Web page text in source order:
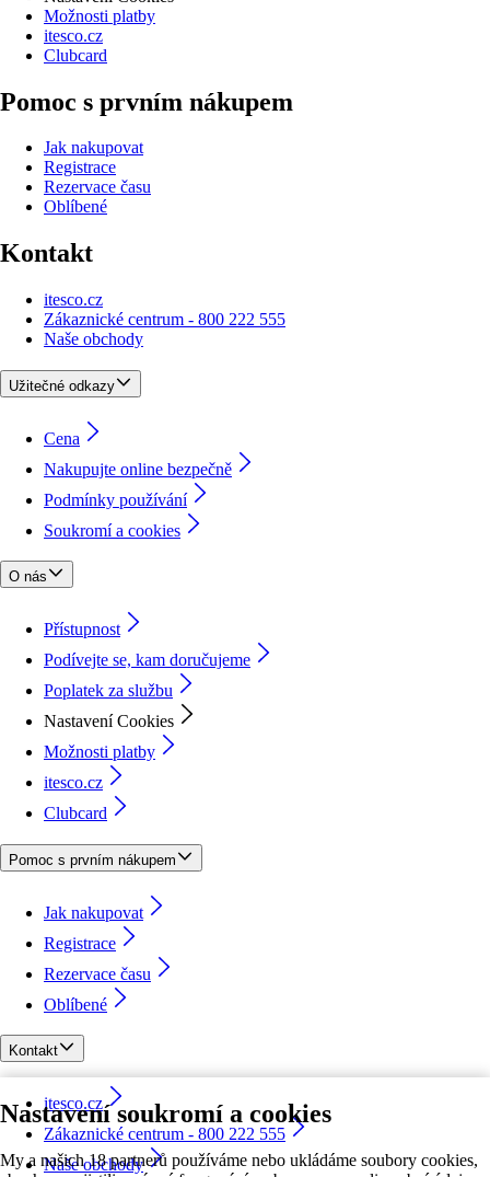
Nastavení soukromí a cookies
My a našich 18 partnerů používáme nebo ukládáme soubory cookies,
Možnosti platby
itesco.cz
Clubcard
Pomoc s prvním nákupem
Jak nakupovat
Registrace
Rezervace času
Oblíbené
Kontakt
itesco.cz
Zákaznické centrum - 800 222 555
Naše obchody
Užitečné odkazy
Cena
Nakupujte online bezpečně
Podmínky používání
Soukromí a cookies
O nás
Přístupnost
Podívejte se, kam doručujeme
Poplatek za službu
Nastavení Cookies
Možnosti platby
itesco.cz
Clubcard
Pomoc s prvním nákupem
Jak nakupovat
Registrace
Rezervace času
Oblíbené
Kontakt
itesco.cz
Zákaznické centrum - 800 222 555
Naše obchody